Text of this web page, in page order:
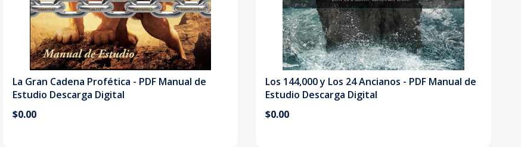
La Gran Cadena Profética - PDF Manual de
Estudio Descarga Digital
$0.00
Los 144,000 y Los 24 Ancianos - PDF Manual de
Estudio Descarga Digital
$0.00